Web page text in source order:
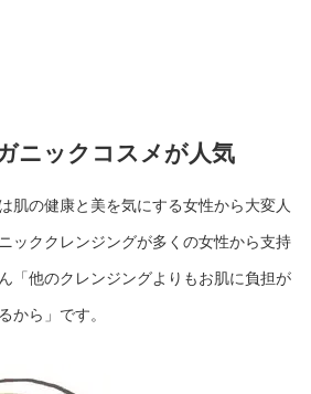
ニックコスメが人気
肌の健康と美を気にする女性から大変人
ッククレンジングが多くの女性から支持
「他のクレンジングよりもお肌に負担が
から」です。